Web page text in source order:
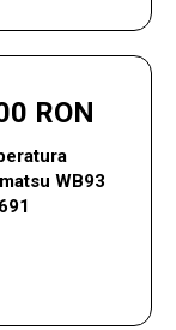
RON
WB93